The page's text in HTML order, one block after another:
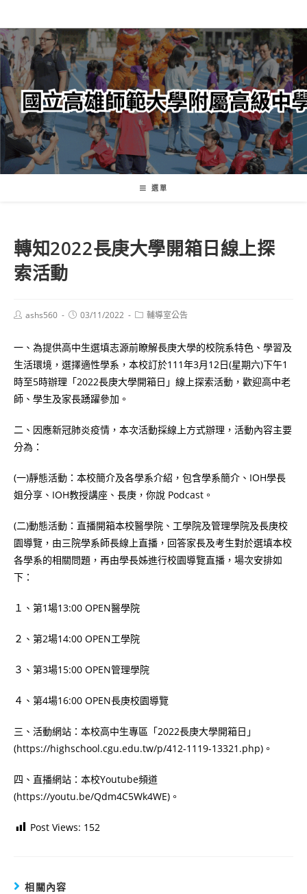
轉
至
主
內
容
選單
轉知2022長庚大學開箱日線上探
索活動
Postashs560
Post03/11/2022
Post輔導室公告
一、為提供高中生選填志源前瞭解長庚大學的校院系特色、學習及
生活環境，選擇適性學系，本校訂於111年3月12日(星期六)下午1
時至5時辦理「2022長庚大學開箱日」線上探索活動，歡迎高中老
師、學生及家長踴躍參加。
二、因應新冠肺炎疫情，本次活動採線上方式辦理，活動內容主要
分為：
(一)靜態活動：本校簡介及各學系介紹，包含學系簡介、IOH學長
姐分享、IOH教授講座、長庚，你說 Podcast。
(二)動態活動：直播開箱本校醫學院、工學院及管理學院及長庚校
園導覽，由三院學系師長線上直播，回答家長及考生對於選填本校
各學系的相關問題，再由學長姊進行校園導覽直播，場次安排如
下：
１、第1場13:00 OPEN醫學院
２、第2場14:00 OPEN工學院
３、第3場15:00 OPEN管理學院
４、第4場16:00 OPEN長庚校園導覽
三、活動網站：本校高中生專區「2022長庚大學開箱日」
(https://highschool.cgu.edu.tw/p/412-1119-13321.php)。
四、直播網站：本校Youtube頻道
(https://youtu.be/Qdm4C5Wk4WE)。
Post Views: 152
相關內容